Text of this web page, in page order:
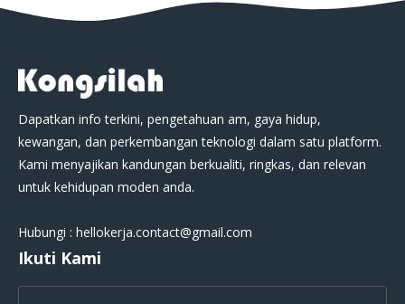
Dapatkan info terkini, pengetahuan am, gaya hidup,
kewangan, dan perkembangan teknologi dalam satu platform.
Kami menyajikan kandungan berkualiti, ringkas, dan relevan
untuk kehidupan moden anda.
Hubungi : hellokerja.contact@gmail.com
Ikuti Kami